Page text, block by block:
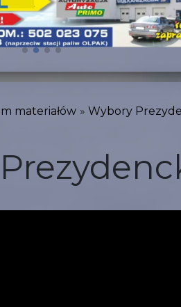
materiałów Wybory